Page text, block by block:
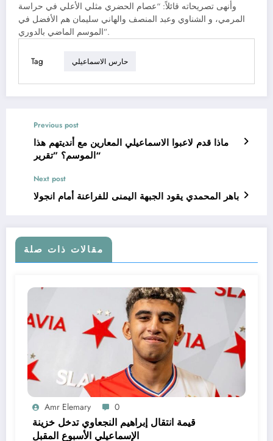
وأنهى تصريحاته قائلاً: “عصام الحضري مثلي الأعلي في حراسة
المرمي، و الشناوي وعبد المنصف والهاني سليمان هم الأفضل في
الموسم الماضي بالدوري”.
Tag حارس الاسماعيلي
Previous post
ماذا قدم لاعبوا الاسماعيلي المعارين مع أنديتهم هذا
الموسم؟ ”تقرير“
Next post
باهر المحمدي يقود الجبهة اليمنى للفراعنة أمام انجولا
مقالات ذات صلة
Amr Elemary 0
قيمة انتقال إبراهيم النجعاوي تدخل خزينة
الإسماعيلي الأسبوع المقبل